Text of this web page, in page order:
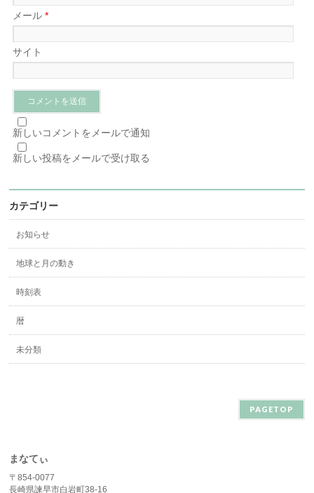
メール*
サイト
新しいコメントをメールで通知
新しい投稿をメールで受け取る
カテゴリー
お知らせ
地球と月の動き
時刻表
暦
未分類
PAGETOP
まなてぃ
〒854-0077
長崎県諫早市白岩町38-16